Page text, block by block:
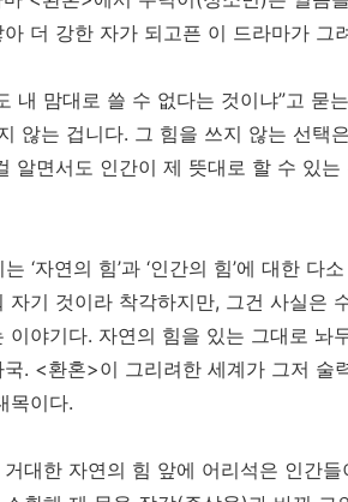
더 강한 자가 되고픈 이 드라마가 그
내 맘대로 쓸 수 없다는 것이냐”고 묻
않는 겁니다. 그 힘을 쓰지 않는 선택
알면서도 인간이 제 뜻대로 할 수 있
‘자연의 힘’과 ‘인간의 힘’에 대한
자기 것이라 착각하지만, 그건 사실은
이야기다. 자연의 힘을 있는 그대로
. <환혼>이 그리려한 세계가 그저
목이다.
대한 자연의 힘 앞에 어리석은 인간